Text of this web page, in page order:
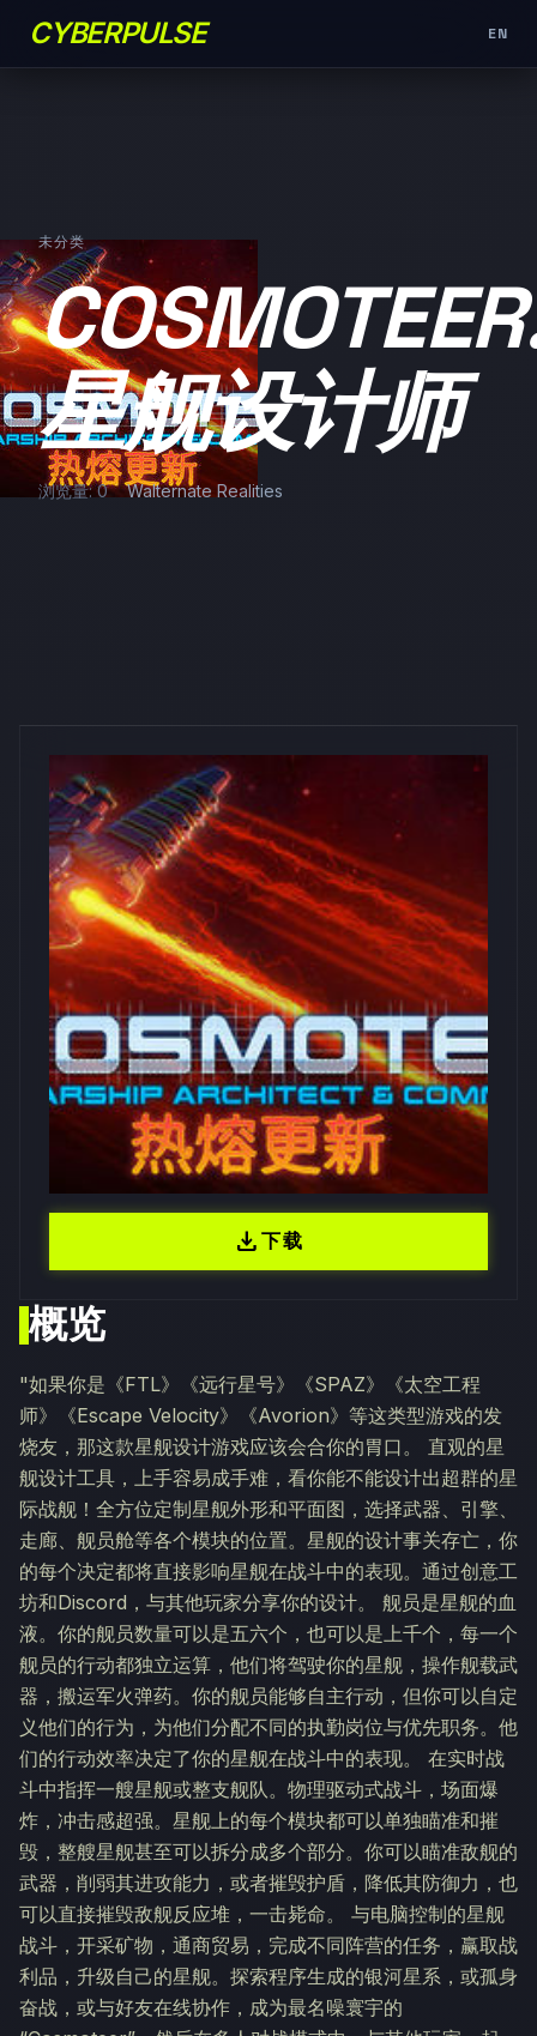
CYBERPULSE EN
未分类
星舰设计师
浏览量: 0 Walternate Realities
概览
"如果你是《FTL》《远行星号》《SPAZ》《太空工程
师》《Escape Velocity》《Avorion》等这类型游戏的发
烧友，那这款星舰设计游戏应该会合你的胃口。 直观的星
舰设计工具，上手容易成手难，看你能不能设计出超群的星
际战舰！全方位定制星舰外形和平面图，选择武器、引擎、
走廊、舰员舱等各个模块的位置。星舰的设计事关存亡，你
的每个决定都将直接影响星舰在战斗中的表现。通过创意工
坊和Discord，与其他玩家分享你的设计。 舰员是星舰的血
液。你的舰员数量可以是五六个，也可以是上千个，每一个
舰员的行动都独立运算，他们将驾驶你的星舰，操作舰载武
器，搬运军火弹药。你的舰员能够自主行动，但你可以自定
义他们的行为，为他们分配不同的执勤岗位与优先职务。他
们的行动效率决定了你的星舰在战斗中的表现。 在实时战
斗中指挥一艘星舰或整支舰队。物理驱动式战斗，场面爆
炸，冲击感超强。星舰上的每个模块都可以单独瞄准和摧
毁，整艘星舰甚至可以拆分成多个部分。你可以瞄准敌舰的
武器，削弱其进攻能力，或者摧毁护盾，降低其防御力，也
可以直接摧毁敌舰反应堆，一击毙命。 与电脑控制的星舰
战斗，开采矿物，通商贸易，完成不同阵营的任务，赢取战
利品，升级自己的星舰。探索程序生成的银河星系，或孤身
奋战，或与好友在线协作，成为最名噪寰宇的
download下载